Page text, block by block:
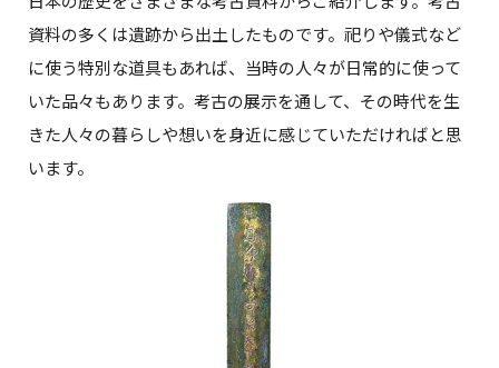
資料の多くは遺跡から出土したものです。祀りや儀式など
に使う特別な道具もあれば、当時の人々が日常的に使って
いた品々もあります。考古の展示を通して、その時代を生
きた人々の暮らしや想いを身近に感じていただければと思
います。